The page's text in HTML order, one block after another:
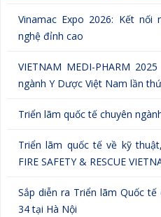
Vinamac Expo 2026: Kết nối
nghệ đỉnh cao
VIETNAM MEDI-PHARM
ngành Y Dược Việt Nam lần
Triển lãm quốc tế chuyên
Triển lãm quốc tế về kỹ
FIRE SAFETY & RESCUE
Sắp diễn ra Triển lãm Quốc
34 tại Hà Nội